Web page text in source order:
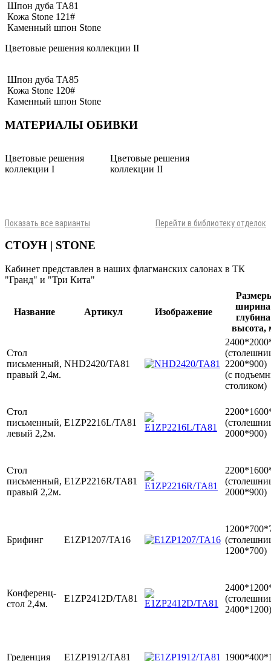
Шпон дуба TA81
Кожа Stone 121#
Каменный шпон Stone
Цветовые решения коллекции II
Шпон дуба TA85
Кожа Stone 120#
Каменный шпон Stone
МАТЕРИАЛЫ ОБИВКИ
Цветовые решения
коллекции I
Цветовые решения
коллекции II
Показать все варианты Перейти в библиотеку отделок
СТОУН | STONE
Кабинет представлен в наших флагманских салонах в ТК
"Гранд" и "Три Кита"
Название Артикул Изображение
ширина
высота,
Стол
письменный,
правый 2,4м.
NHD2420/TA81
2200*900)
(с
столиком)
Стол
письменный,
левый 2,2м.
E1ZP2216L/TA81
2000*900)
Стол
письменный,
правый 2,2м.
E1ZP2216R/TA81
2000*900)
Брифинг E1ZP1207/TA16
1200*700)
Конференц-
стол 2,4м.
E1ZP2412D/TA81
2400*1200)
Греденция E1ZP1912/TA81